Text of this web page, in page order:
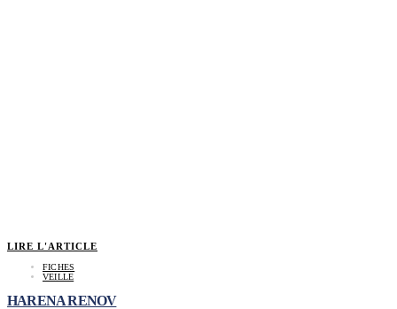
LIRE L'ARTICLE
FICHES
VEILLE
HARENA RENOV